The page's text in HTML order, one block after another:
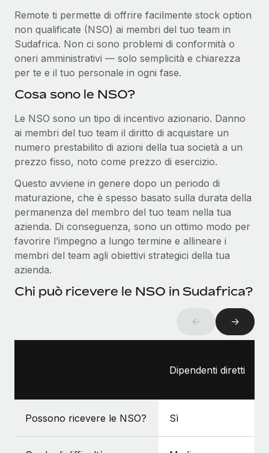
Remote ti permette di offrire facilmente stock option
non qualificate (NSO) ai membri del tuo team in
Sudafrica. Non ci sono problemi di conformità o
oneri amministrativi — solo semplicità e chiarezza
per te e il tuo personale in ogni fase.
Cosa sono le NSO?
Le NSO sono un tipo di incentivo azionario. Danno
ai membri del tuo team il diritto di acquistare un
numero prestabilito di azioni della tua società a un
prezzo fisso, noto come prezzo di esercizio.
Questo avviene in genere dopo un periodo di
maturazione, che è spesso basato sulla durata della
permanenza del membro del tuo team nella tua
azienda. Di conseguenza, sono un ottimo modo per
favorire l’impegno a lungo termine e allineare i
membri del team agli obiettivi strategici della tua
azienda.
Chi può ricevere le NSO in Sudafrica?
← →
Dipendenti diretti
Possono ricevere le NSO? Sì